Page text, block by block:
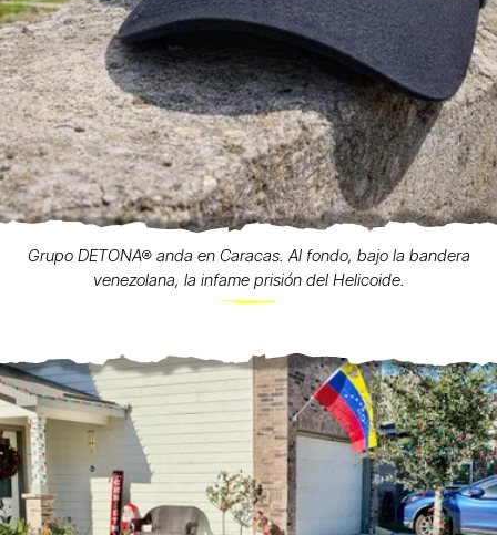
Grupo DETONA® anda en Caracas. Al fondo, bajo la bandera
venezolana, la infame prisión del Helicoide.